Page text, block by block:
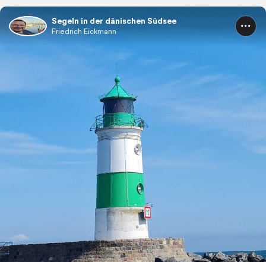
Segeln in der dänischen Südsee
Friedrich Eickmann